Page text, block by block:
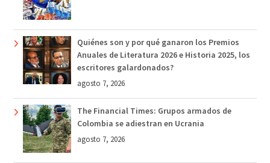
Quiénes son y por qué ganaron los Premios
Anuales de Literatura 2026 e Historia 2025, los
escritores galardonados?
agosto 7, 2026
The Financial Times: Grupos armados de
Colombia se adiestran en Ucrania
agosto 7, 2026